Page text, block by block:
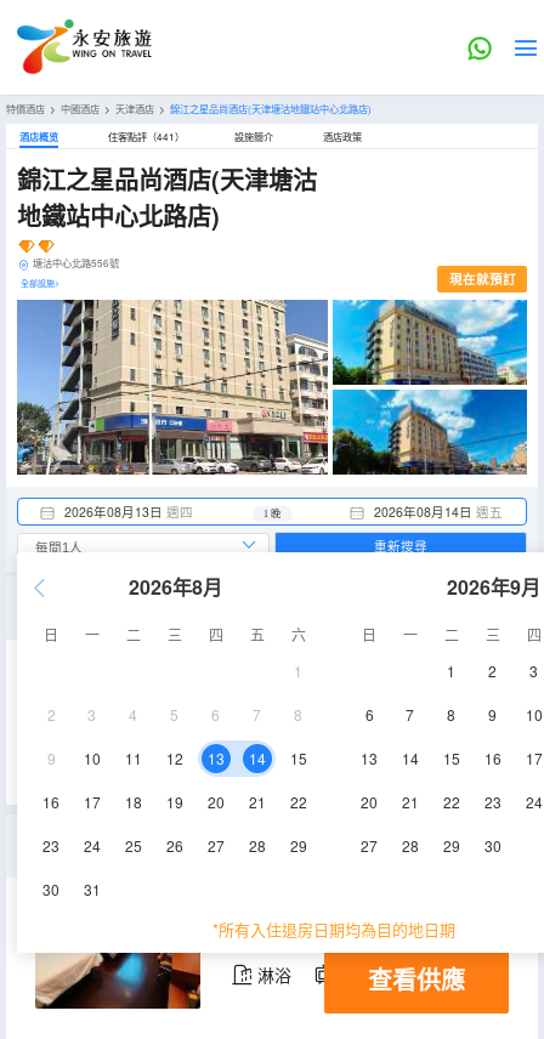
特價酒店 > 中國酒店 > 天津酒店 > 錦江之星品尚酒店(天津塘沽地鐵站中心北路店)
酒店概览 住客點評（441） 設施簡介 酒店政策
錦江之星品尚酒店(天津塘沽
地鐵站中心北路店)
塘沽中心北路556號
全部設施> 現在就預訂
2026年08月13日 週四 2026年08月14日 週五
1 晚
2026年8月
日 一 二 三 四 五
六
1
2 3 4 5 6 7 8
9 10 11 12 13 14 15
16 17 18 19 20 21 22
23 24 25 26 27 28 29
30 31
2026年9月
日 一 二 三
四
1
2 3
6 7 8 9 10
13 14 15 16 17
20 21 22 23 24
27 28 29 30
*所有入住退房日期均為目的地日期
重新搜尋
空調
淋浴
豪華雙床房-50寸液晶電視
23㎡ 2-7層 空調
淋浴 電視機
查看供應